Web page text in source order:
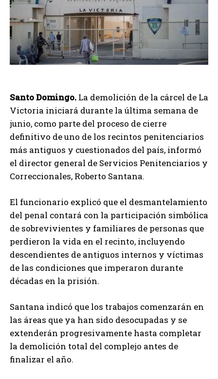
Santo Domingo. La demolición de la cárcel de La
Victoria iniciará durante la última semana de
junio, como parte del proceso de cierre
definitivo de uno de los recintos penitenciarios
más antiguos y cuestionados del país, informó
el director general de Servicios Penitenciarios y
Correccionales, Roberto Santana.
El funcionario explicó que el desmantelamiento
del penal contará con la participación simbólica
de sobrevivientes y familiares de personas que
perdieron la vida en el recinto, incluyendo
descendientes de antiguos internos y víctimas
de las condiciones que imperaron durante
décadas en la prisión.
Santana indicó que los trabajos comenzarán en
las áreas que ya han sido desocupadas y se
extenderán progresivamente hasta completar
la demolición total del complejo antes de
finalizar el año.